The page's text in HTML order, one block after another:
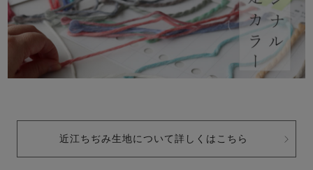
近江ちぢみ生地について詳しくはこちら